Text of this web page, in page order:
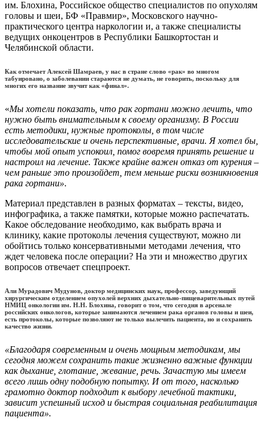
им. Блохина, Российское общество специалистов по опухолям
головы и шеи, БФ «Правмир», Московского научно-
практического центра наркологии и, а также специалисты
ведущих онкоцентров в Республики Башкортостан и
Челябинской области.
Как отмечает Алексей Шамраев, у нас в стране слово «рак» во многом
табуировано, о заболевании стараются не думать, не говорить, поскольку для
многих его название звучит как «финал».
«Мы хотели показать, что рак гортани можно лечить, что
нужно быть внимательным к своему организму. В России
есть методики, нужные протоколы, в том числе
исследовательские и очень перспективные, врачи. Я хотел бы,
чтобы мой опыт успокоил, помог вовремя принять решение и
настроил на лечение. Также крайне важен отказ от курения –
чем раньше это произойдет, тем меньше риски возникновения
рака гортани».
Материал представлен в разных форматах – тексты, видео,
инфографика, а также памятки, которые можно распечатать.
Какое обследование необходимо, как выбрать врача и
клинику, какие протоколы лечения существуют, можно ли
обойтись только консервативными методами лечения, что
ждет человека после операции? На эти и множество других
вопросов отвечает спецпроект.
Али Мурадович Мудунов, доктор медицинских наук, профессор, заведующий
хирургическим отделением опухолей верхних дыхательно-пищеварительных путей
НМИЦ онкологии им. Н.Н. Блохина, говорит о том, что сегодня в арсенале
российских онкологов, которые занимаются лечением рака органов головы и шеи,
есть протоколы, которые позволяют не только вылечить пациента, но и сохранить
качество жизни.
«Благодаря современным и очень мощным методикам, мы
сегодня можем сохранить такие жизненно важные функции
как дыхание, глотание, жевание, речь. Зачастую мы имеем
всего лишь одну подобную попытку. И от того, насколько
грамотно доктор подходит к выбору лечебной тактики,
зависит успешный исход и быстрая социальная реабилитация
пациента».